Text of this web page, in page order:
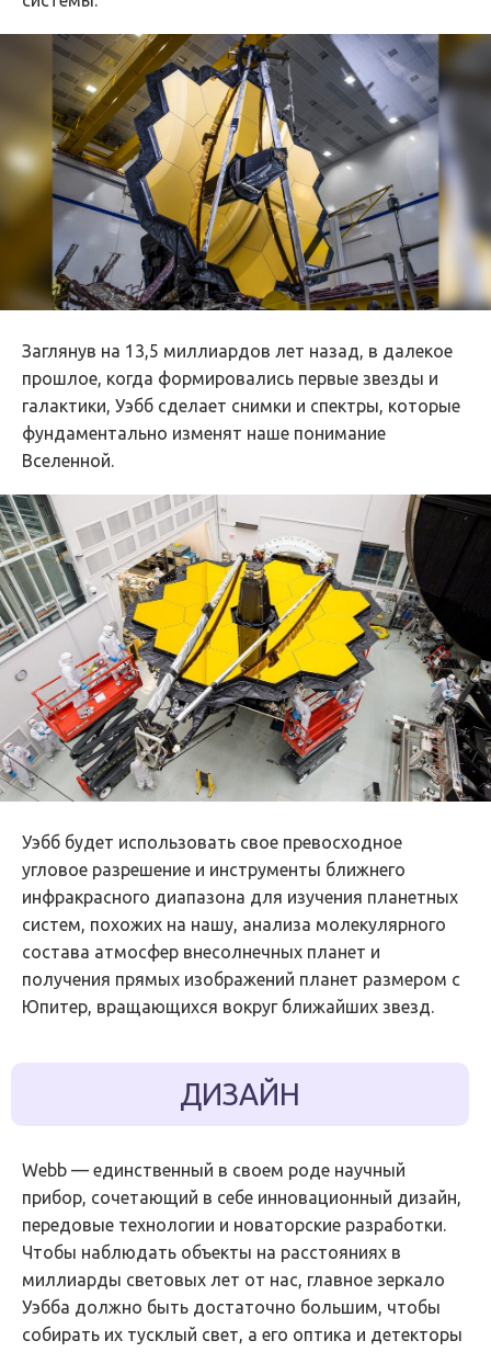
Заглянув на 13,5 миллиардов лет назад, в далекое
прошлое, когда формировались первые звезды и
галактики, Уэбб сделает снимки и спектры, которые
фундаментально изменят наше понимание
Вселенной.
Уэбб будет использовать свое превосходное
угловое разрешение и инструменты ближнего
инфракрасного диапазона для изучения планетных
систем, похожих на нашу, анализа молекулярного
состава атмосфер внесолнечных планет и
получения прямых изображений планет размером с
Юпитер, вращающихся вокруг ближайших звезд.
ДИЗАЙН
Webb — единственный в своем роде научный
прибор, сочетающий в себе инновационный дизайн,
передовые технологии и новаторские разработки.
Чтобы наблюдать объекты на расстояниях в
миллиарды световых лет от нас, главное зеркало
Уэбба должно быть достаточно большим, чтобы
собирать их тусклый свет, а его оптика и детекторы